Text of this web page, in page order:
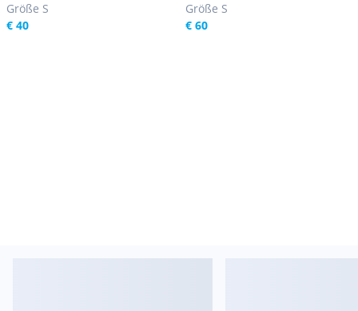
österreichischer Staatsmeister
Größe S
€ 40
Zeitfahranzug
Größe S
€ 60